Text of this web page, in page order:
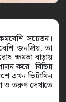
সচেতন।
জনপ্রিয়, তা
ক্ষমতা বাড়ায়
করে। বিভিন্ন
এখন ভিটামিন
ও তরুণ দেখাতে